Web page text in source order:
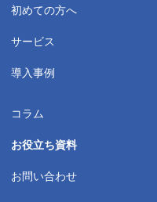
初めての方へ
サービス
導入事例
コラム
お役立ち資料
お問い合わせ